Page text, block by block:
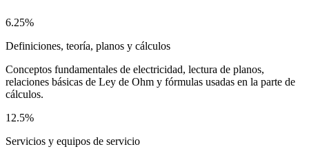
6.25%
Definiciones, teoría, planos y cálculos
Conceptos fundamentales de electricidad, lectura de planos,
relaciones básicas de Ley de Ohm y fórmulas usadas en la parte de
cálculos.
12.5%
Servicios y equipos de servicio